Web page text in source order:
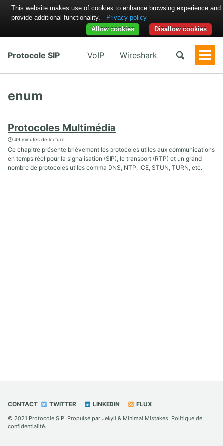
Protocole SIP VoIP Wireshark
enum
Protocoles Multimédia
49 minutes de lecture
Ce chapitre présente brièvement les protocoles utiles aux communications
en temps réel pour la signalisation (SIP), le transport (RTP) et un grand
nombre de protocoles utiles comma DNS, NTP, ICE, STUN, TURN, etc.
CONTACT TWITTER LINKEDIN FLUX
© 2021 Protocole SIP. Propulsé par Jekyll & Minimal Mistakes. Politique de
confidentialité.
This website makes use of cookies to enhance browsing experience and
provide additional functionality.
Privacy policy
Disallow cookies
Allow cookies